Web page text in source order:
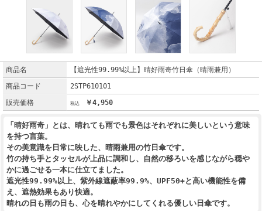
商品名
【遮光性99.99%以上】晴好雨奇竹日傘（晴雨兼用）
商品コード
2STP610101
販売価格
￥4,950
「晴好雨奇」とは、晴れても雨でも景色はそれぞれに美しいという意味
を持つ言葉。
その美意識を日常に映した、晴雨兼用の竹日傘です。
竹の持ち手とタッセルが上品に調和し、自然の移ろいを感じながら穏や
かに過ごせる一本に仕立てました。
遮光性99.99%以上、紫外線遮蔽率99.9%、UPF50+と高い機能性を備
え、遮熱効果もあり快適。
晴れの日も雨の日も、心を晴れやかにしてくれる優しい日傘です。